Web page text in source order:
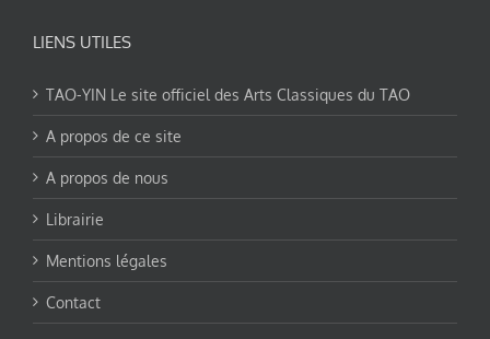
LIENS UTILES
TAO-YIN Le site officiel des Arts Classiques du TAO
A propos de ce site
A propos de nous
Librairie
Mentions légales
Contact